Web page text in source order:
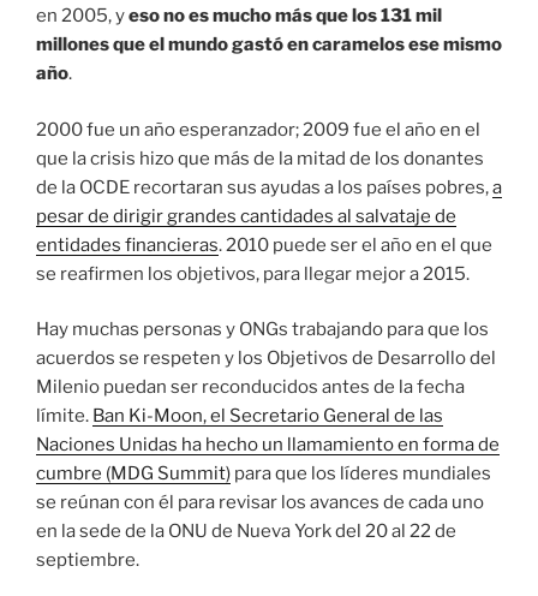
en 2005, yeso no es mucho más que los 131 mil
millones que el mundo gastó en caramelos ese mismo
año.
2000 fue un año esperanzador; 2009 fue el año en el
que la crisis hizo que más de la mitad de los donantes
de la OCDE recortaran sus ayudas a los países pobres,a
pesar de dirigir grandes cantidades al salvataje de
entidades financieras. 2010 puede ser el año en el que
se reafirmen los objetivos, para llegar mejor a 2015.
Hay muchas personas y ONGs trabajando para que los
acuerdos se respeten y los Objetivos de Desarrollo del
Milenio puedan ser reconducidos antes de la fecha
límite. Ban Ki-Moon, el Secretario General de las
Naciones Unidas ha hecho un llamamiento en forma de
cumbre (MDG Summit) para que los líderes mundiales
se reúnan con él para revisar los avances de cada uno
en la sede de la ONU de Nueva York del 20 al 22 de
septiembre.